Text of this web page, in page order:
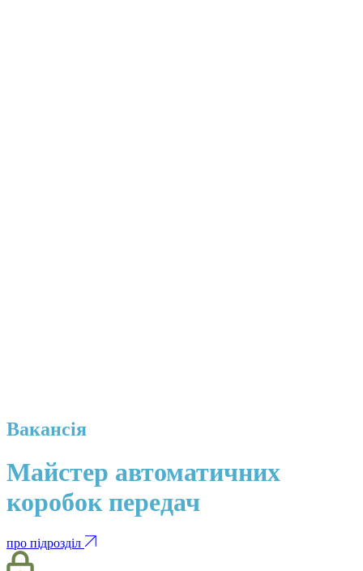
Вакансія
Майстер автоматичних
коробок передач
про підрозділ